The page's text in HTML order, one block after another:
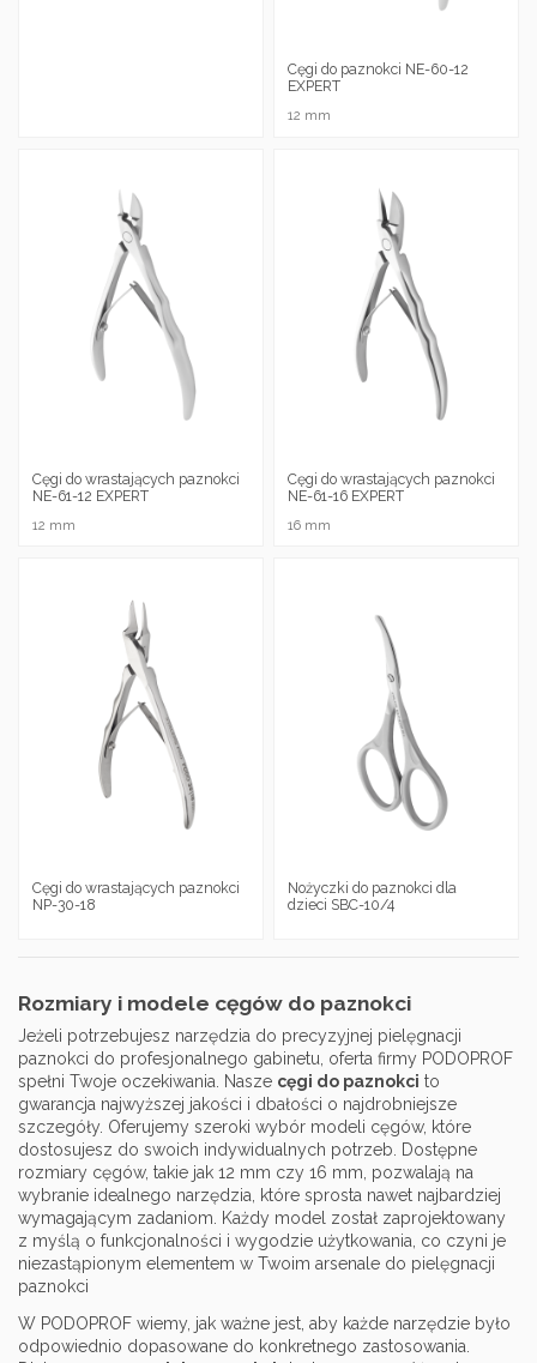
Cęgi do paznokci NE-60-12
EXPERT
12 mm
Cęgi do wrastających paznokci
NE-61-12 EXPERT
12 mm
Cęgi do wrastających paznokci
NE-61-16 EXPERT
16 mm
Cęgi do wrastających paznokci
NP-30-18
Nożyczki do paznokci dla
dzieci SBC-10/4
Rozmiary i modele cęgów do paznokci
Jeżeli potrzebujesz narzędzia do precyzyjnej pielęgnacji
paznokci do profesjonalnego gabinetu, oferta firmy PODOPROF
spełni Twoje oczekiwania. Nasze cęgi do paznokci to
gwarancja najwyższej jakości i dbałości o najdrobniejsze
szczegóły. Oferujemy szeroki wybór modeli cęgów, które
dostosujesz do swoich indywidualnych potrzeb. Dostępne
rozmiary cęgów, takie jak 12 mm czy 16 mm, pozwalają na
wybranie idealnego narzędzia, które sprosta nawet najbardziej
wymagającym zadaniom. Każdy model został zaprojektowany
z myślą o funkcjonalności i wygodzie użytkowania, co czyni je
niezastąpionym elementem w Twoim arsenale do pielęgnacji
paznokci
W PODOPROF wiemy, jak ważne jest, aby każde narzędzie było
odpowiednio dopasowane do konkretnego zastosowania.